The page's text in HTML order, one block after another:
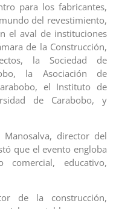
para los fabricantes,
del revestimiento,
el aval de instituciones
de la Construcción,
la Sociedad de
la Asociación de
el Instituto de
de Carabobo, y
director del
que el evento engloba
educativo,
de la construcción,